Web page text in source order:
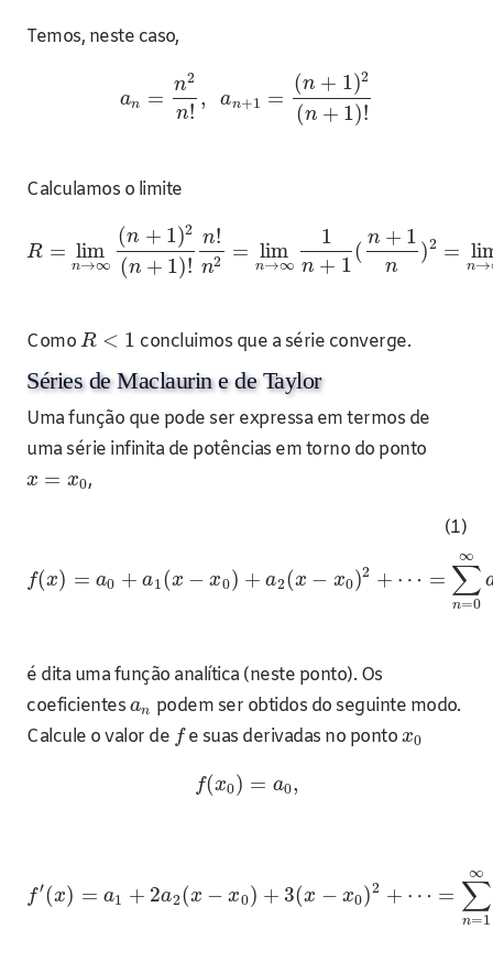
Temos, neste caso,
an =
n2
n!
, an+1 =
(n + 1)2
(n + 1)!
Calculamos o limite
R = lim
n→∞
(n + 1)2
(n + 1)!
n!
n2 = lim
n→∞
1
n + 1
(
n + 1
n
)2 =
n→
Como R < 1 concluimos que a série converge.
Séries de Maclaurin e de Taylor
Uma função que pode ser expressa em termos de
uma série infinita de potências em torno do ponto
x = x0,
(1)
f(x) = a0 + a1(x − x0) + a2(x − x0)2 + ⋯ = ∑
n=0
∞
é dita uma função analítica (neste ponto). Os
coeficientes an podem ser obtidos do seguinte modo.
Calcule o valor de fe suas derivadas no ponto x0
f(x0) = a0,
f′(x) = a1 + 2a2(x − x0) + 3(x − x0)2 + ⋯ = ∑
n=1
∞